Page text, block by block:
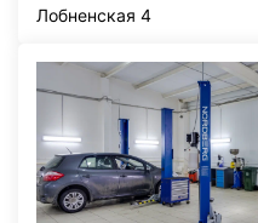
Лобненская 4